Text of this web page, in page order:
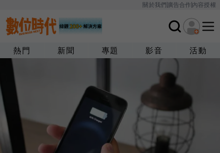
關於我們廣告合作內容授權
熱門 新聞 專題 影音 活動